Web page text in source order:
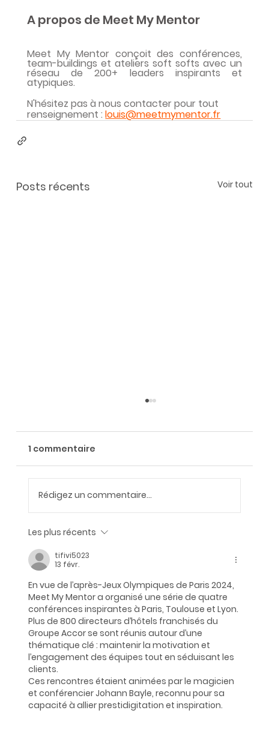
A propos de Meet My Mentor
Meet My Mentor conçoit des conférences,
team-buildings et ateliers soft softs avec un
réseau de 200+ leaders inspirants et
atypiques.
N'hésitez pas à nous contacter pour tout
renseignement : louis@meetmymentor.fr
Posts récents Voir tout
booster les ambassadeurs et
groupe !
1 commentaire
Rédigez un commentaire...
Les plus récents
tifivi5023
13 févr.
En vue de l’après-Jeux Olympiques de Paris 2024,
Meet My Mentor a organisé une série de quatre
conférences inspirantes à Paris, Toulouse et Lyon.
Plus de 800 directeurs d’hôtels franchisés du
Groupe Accor se sont réunis autour d’une
thématique clé : maintenir la motivation et
l’engagement des équipes tout en séduisant les
clients.
Ces rencontres étaient animées par le magicien
et conférencier Johann Bayle, reconnu pour sa
capacité à allier prestidigitation et inspiration.